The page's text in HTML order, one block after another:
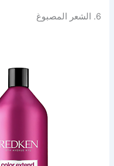
6. الشعر المصبوغ